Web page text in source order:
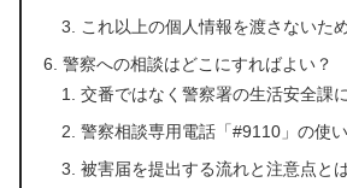
これ以上の個人情報を渡さないた
警察への相談はどこにすればよい？
交番ではなく警察署の生活安全課
警察相談専用電話「#9110」の使
被害届を提出する流れと注意点と